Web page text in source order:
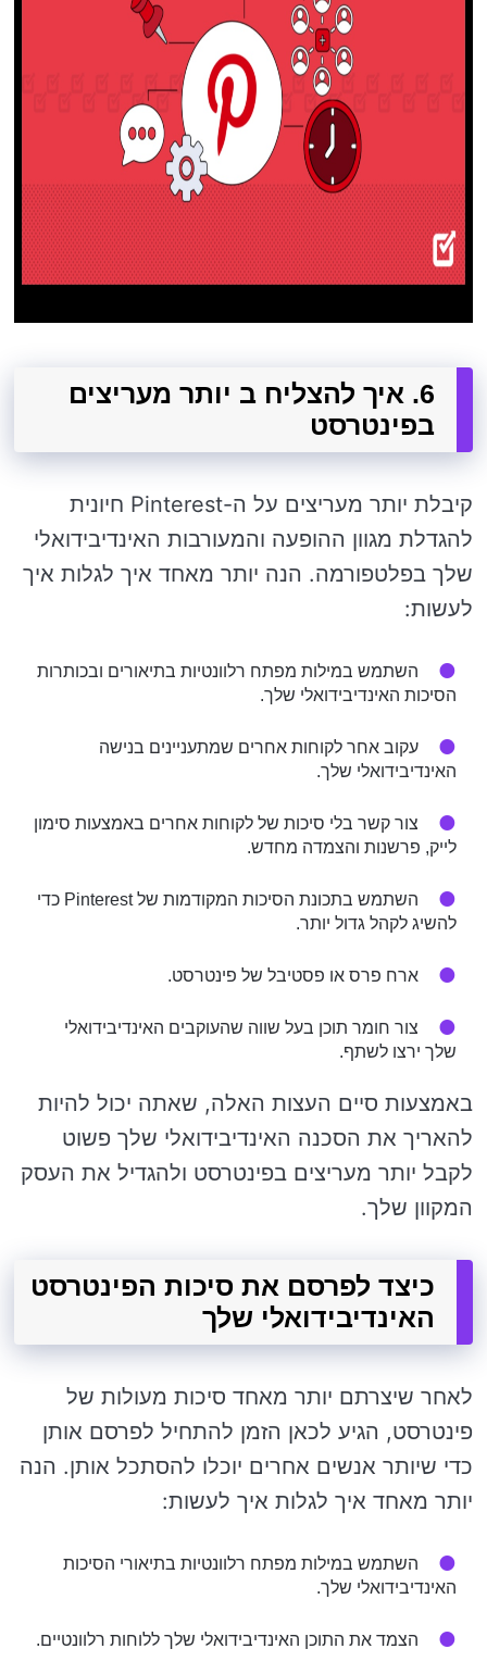
6. איך להצליח ב יותר מעריצים
בפינטרסט
קיבלת יותר מעריצים על ה-Pinterest חיונית
להגדלת מגוון ההופעה והמעורבות האינדיבידואלי
שלך בפלטפורמה. הנה יותר מאחד איך לגלות איך
לעשות:
השתמש במילות מפתח רלוונטיות בתיאורים ובכותרות
הסיכות האינדיבידואלי שלך.
עקוב אחר לקוחות אחרים שמתעניינים בנישה
האינדיבידואלי שלך.
צור קשר בלי סיכות של לקוחות אחרים באמצעות סימון
לייק, פרשנות והצמדה מחדש.
השתמש בתכונת הסיכות המקודמות של Pinterest כדי
להשיג לקהל גדול יותר.
ארח פרס או פסטיבל של פינטרסט.
צור חומר תוכן בעל שווה שהעוקבים האינדיבידואלי
שלך ירצו לשתף.
באמצעות סיים העצות האלה, שאתה יכול להיות
להאריך את הסכנה האינדיבידואלי שלך פשוט
לקבל יותר מעריצים בפינטרסט ולהגדיל את העסק
המקוון שלך.
כיצד לפרסם את סיכות הפינטרסט
האינדיבידואלי שלך
לאחר שיצרתם יותר מאחד סיכות מעולות של
פינטרסט, הגיע לכאן הזמן להתחיל לפרסם אותן
כדי שיותר אנשים אחרים יוכלו להסתכל אותן. הנה
יותר מאחד איך לגלות איך לעשות:
השתמש במילות מפתח רלוונטיות בתיאורי הסיכות
האינדיבידואלי שלך.
הצמד את התוכן האינדיבידואלי שלך ללוחות רלוונטיים.